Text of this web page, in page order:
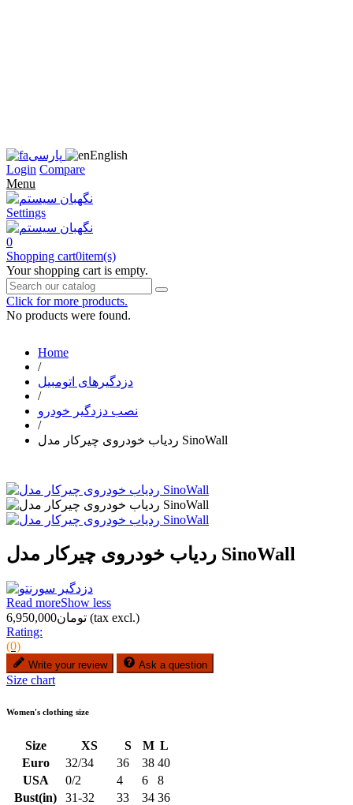
پارسی
English
Login Compare
Menu
Settings
0
Shopping cart0item(s)
Your shopping cart is empty.
Click for more products.
No products were found.
Home
/
دزدگیرهای اتومبیل
/
نصب دزدگیر خودرو
/
ردیاب خودروی چیرکار مدل SinoWall
ردیاب خودروی چیرکار مدل SinoWall
Read moreShow less
تومان6,950,000 (tax excl.)
Rating:
(0)
Write your review Ask a question
Size chart
Women's clothing size
Size XS S M L
Euro
32/34 36 38 40
USA
0/2 4 6
8
Bust(in)
31-32 33 34 36